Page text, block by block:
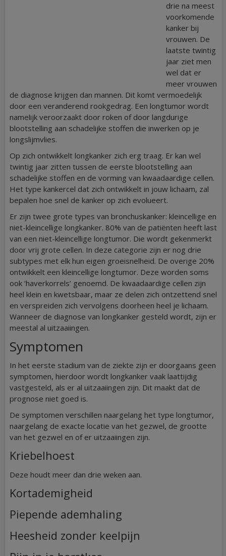
drie na meest
voorkomende
kanker bij
vrouwen. De
laatste twintig
jaar ziet men
wel dat er
meer vrouwen
de diagnose krijgen dan mannen. Dit komt vermoedelijk
door een veranderend rookgedrag. Een longtumor wordt
namelijk veroorzaakt door roken of door langdurige
blootstelling aan schadelijke stoffen die inwerken op je
longslijmvlies.
Op zich ontwikkelt longkanker zich erg traag. Er kan wel
twintig jaar zitten tussen de eerste blootstelling aan
schadelijke stoffen en de vorming van kwaadaardige cellen.
Het type kankercel dat zich ontwikkelt in jouw lichaam, zal
bepalen hoe snel de kanker op zich evolueert.
Er zijn twee grote types van bronchuskanker: kleincellige en
niet-kleincellige longkanker. 80% van de patiënten heeft last
van een niet-kleincellige longtumor. Die wordt gekenmerkt
door vrij grote cellen. In deze categorie zijn er nog drie
subtypes met elk hun eigen groeisnelheid. De overige 20%
ontwikkelt een kleincellige longtumor. Deze worden soms
ook ‘haverkorrels’ genoemd. De kwaadaardige cellen zijn
heel klein en kwetsbaar, maar ze delen zich ontzettend snel
en verspreiden zich vervolgens doorheen heel je lichaam.
Wanneer de diagnose van longkanker gesteld wordt, zijn er
meestal al uitzaaiingen.
Symptomen
In het eerste stadium van de ziekte zijn er doorgaans geen
symptomen, hierdoor wordt longkanker vaak laattijdig
vastgesteld, als er al uitzaaiingen zijn. Dit maakt dat de
prognose niet goed is.
De symptomen verschillen naargelang het type longtumor,
naargelang de exacte locatie van het gezwel, de grootte
van het gezwel en of er uitzaaiingen zijn.
Kriebelhoest
Deze houdt meer dan drie weken aan.
Kortademigheid
Piepende ademhaling
Heesheid zonder keelpijn